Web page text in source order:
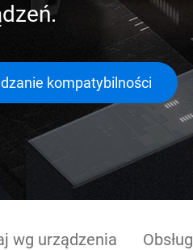
kompatybilności
wg urządzenia